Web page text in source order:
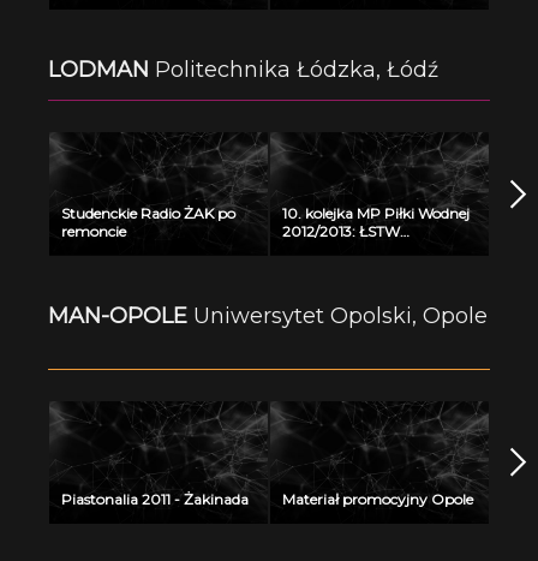
LODMAN Politechnika Łódzka, Łódź
Studenckie Radio ŻAK po
remoncie
10. kolejka MP Piłki Wodnej
2012/2013: ŁSTW
MAN-OPOLE Uniwersytet Opolski, Opole
Piastonalia 2011 - Żakinada Materiał promocyjny Opole